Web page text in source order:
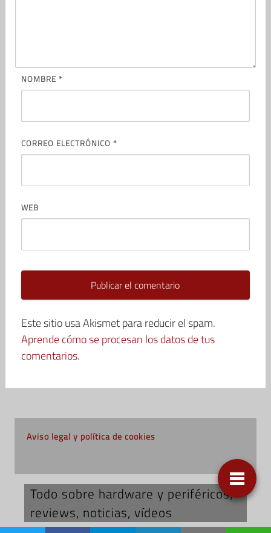
NOMBRE *
CORREO ELECTRÓNICO *
WEB
Este sitio usa Akismet para reducir el spam.
Aprende cómo se procesan los datos de tus
comentarios.
Aviso legal y política de cookies
Todo sobre hardware y periféricos;
reviews, noticias, vídeos